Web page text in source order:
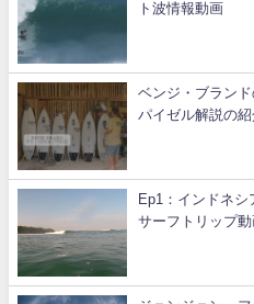
ト波情報動画
ベンジ・ブラン
パイゼル解説の紹
Ep1：インドネ
サーフトリップ動